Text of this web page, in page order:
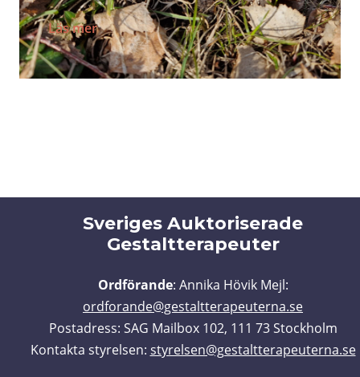
Läs mer
Sveriges Auktoriserade
Gestaltterapeuter
Ordförande: Annika Hövik Mejl:
ordforande@gestaltterapeuterna.se
Postadress: SAG Mailbox 102, 111 73 Stockholm
Kontakta styrelsen: styrelsen@gestaltterapeuterna.se